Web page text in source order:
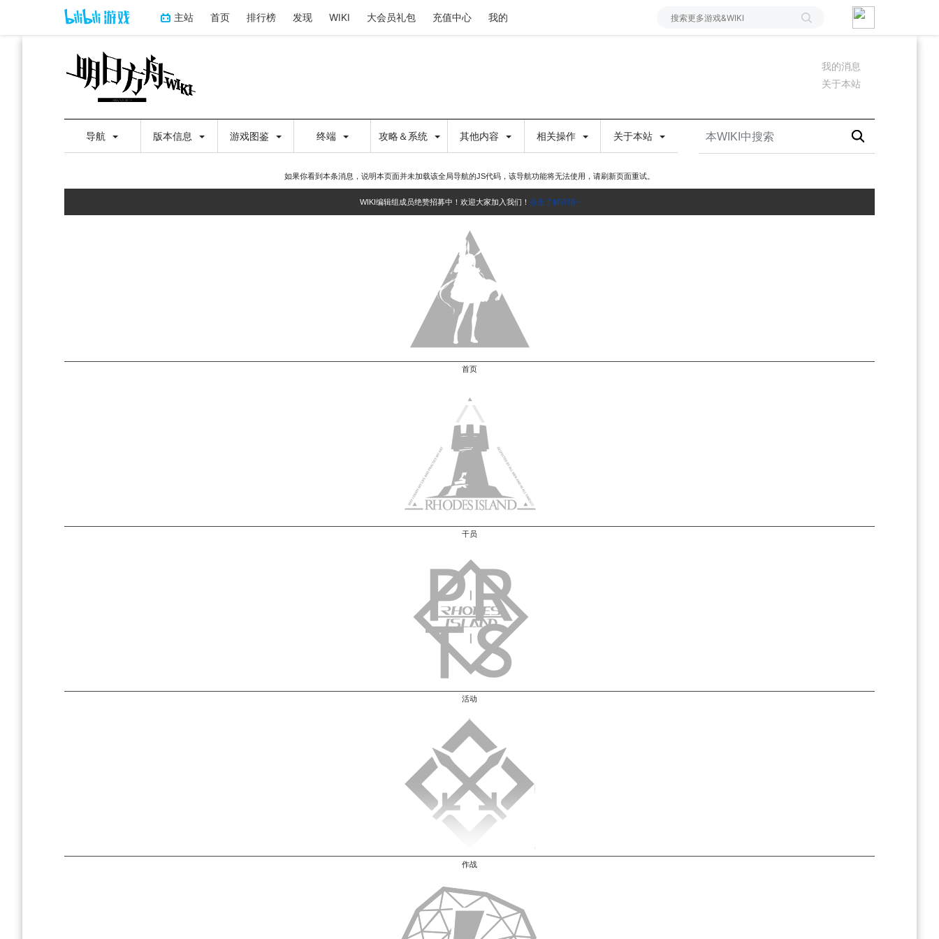
主站 首页 排行榜 发现 WIKI 大会员礼包 充值中心 我的
我的消息
关于本站
导航 版本信息 游戏图鉴 终端 攻略＆系统 其他内容 相关操作 关于本站
如果你看到本条消息，说明本页面并未加载该全局导航的JS代码，该导航功能将无法使用，请刷新页面重试。
WIKI编辑组成员绝赞招募中！欢迎大家加入我们！ 点击了解详情~
首页
干员
活动
作战